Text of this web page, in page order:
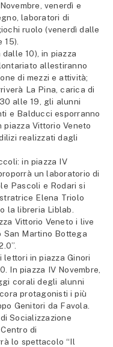
venerdì e
laboratori di
ruolo (venerdì dalle
10), in piazza
allestiranno
di mezzi e attività;
La Pina, carica di
alle 19, gli alunni
e Balducci esporranno
piazza Vittorio Veneto
realizzati dagli
in piazza IV
un laboratorio di
Pascoli e Rodari si
Elena Triolo
la libreria Liblab.
Vittorio Veneto i live
San Martino Bottega
lettori in piazza Ginori
In piazza IV Novembre,
corali degli alunni
protagonisti i più
Genitori da Favola.
Socializzazione
di
lo spettacolo “Il